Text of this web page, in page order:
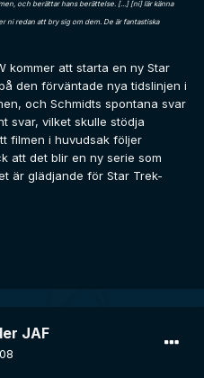
och berättar hans berättelse. [...] [ni] lär känna
ni redan att bry sig om dem. De är fantastiska
kommer att starta en ny Star
den förväntade nya tidslinjen i
och Schmidts spontana svar
svar, vilket skulle stödja
filmen i huvudsak följer
att det blir en ny serie som
är glädjande för Star Trek-
JAF